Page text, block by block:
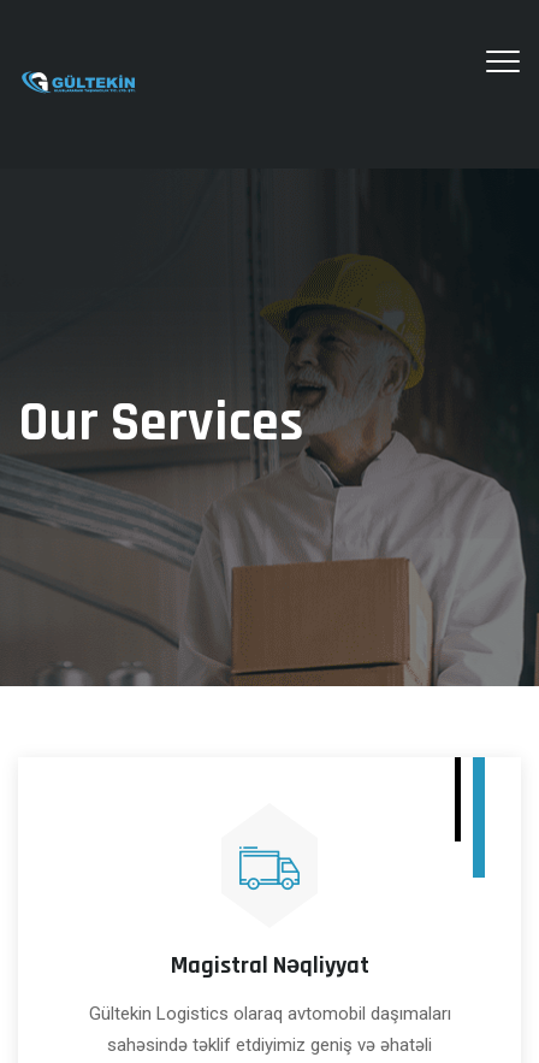
Our Services
Magistral Nəqliyyat
Gültekin Logistics olaraq avtomobil daşımaları
sahəsində təklif etdiyimiz geniş və əhatəli